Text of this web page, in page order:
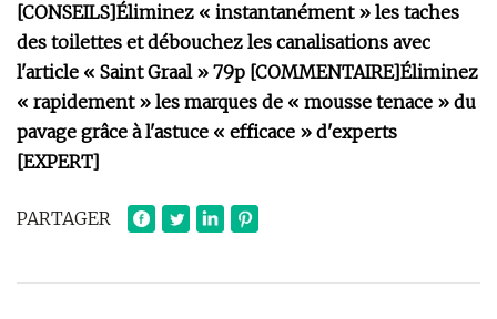
[CONSEILS]Éliminez « instantanément » les taches
des toilettes et débouchez les canalisations avec
l'article « Saint Graal » 79p [COMMENTAIRE]Éliminez
« rapidement » les marques de « mousse tenace » du
pavage grâce à l'astuce « efficace » d'experts
[EXPERT]
PARTAGER